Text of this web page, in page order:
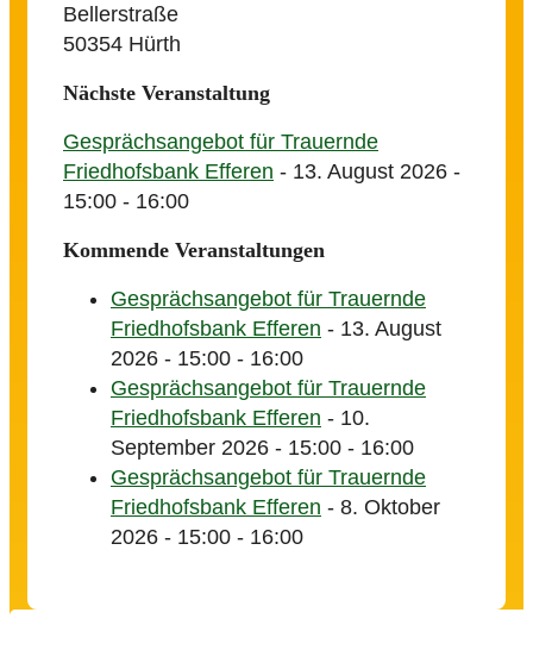
Bellerstraße
50354 Hürth
Nächste Veranstaltung
Gesprächsangebot für Trauernde
Friedhofsbank Efferen - 13. August 2026 -
15:00 - 16:00
Kommende Veranstaltungen
Gesprächsangebot für Trauernde
Friedhofsbank Efferen - 13. August
2026 - 15:00 - 16:00
Gesprächsangebot für Trauernde
Friedhofsbank Efferen - 10.
September 2026 - 15:00 - 16:00
Gesprächsangebot für Trauernde
Friedhofsbank Efferen - 8. Oktober
2026 - 15:00 - 16:00